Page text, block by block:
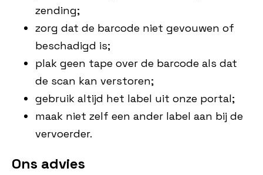
zending;
zorg dat de barcode niet gevouwen of
beschadigd is;
plak geen tape over de barcode als dat
de scan kan verstoren;
gebruik altijd het label uit onze portal;
maak niet zelf een ander label aan bij de
vervoerder.
Ons advies